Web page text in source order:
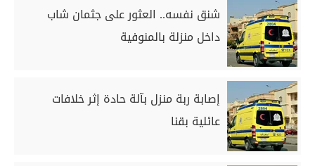
شنق نفسه.. العثور على جثمان شاب
داخل منزلة بالمنوفية
إصابة ربة منزل بآلة حادة إثر خلافات
عائلية بقنا